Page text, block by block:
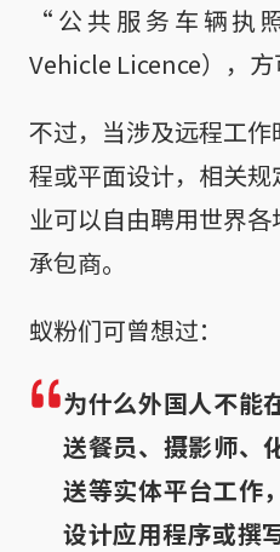
“公共服务车辆执
Vehicle Licence），方
不过，当涉及远程工
程或平面设计，相关
业可以自由聘用世界
承包商。
蚁粉们可曾想过：
为什么外国人不能
送餐员、摄影师、
送等实体平台工作
设计应用程序或撰